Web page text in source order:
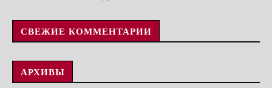
СВЕЖИЕ КОММЕНТАРИИ
АРХИВЫ